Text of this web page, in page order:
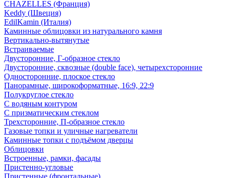
CHAZELLES (Франция)
Keddy (Швеция)
EdilKamin (Италия)
Каминные облицовки из натурального камня
Вертикально-вытянутые
Встраиваемые
Двусторонние, Г-образное стекло
Двусторонние, сквозные (double face), четырехсторонние
Односторонние, плоское стекло
Панорамные, широкоформатные, 16:9, 22:9
Полукруглое стекло
С водяным контуром
С призматическим стеклом
Трехсторонние, П-образное стекло
Газовые топки и уличные нагреватели
Каминные топки с подъёмом дверцы
Облицовки
Встроенные, рамки, фасады
Пристенно-угловые
Пристенные (фронтальные)